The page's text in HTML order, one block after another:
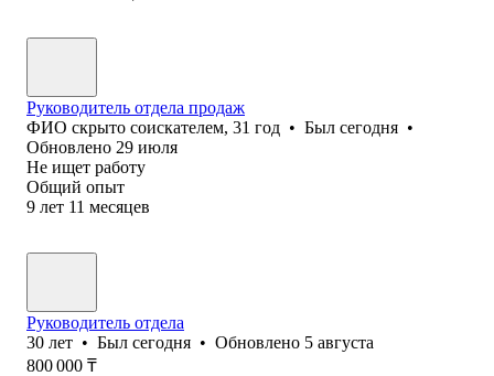
Руководитель отдела продаж
ФИО скрыто соискателем, 31 год • Был сегодня •
Обновлено 29 июля
Не ищет работу
Общий опыт
9 лет 11 месяцев
Руководитель отдела
30 лет • Был сегодня • Обновлено 5 августа
800 000 ₸